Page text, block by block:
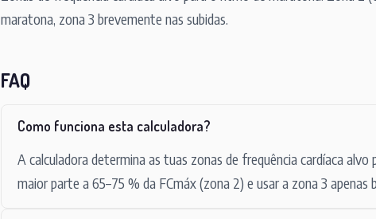
maratona, zona 3 brevemente nas subidas.
FAQ
Como funciona esta calculadora?
A calculadora determina as tuas zonas de frequência cardíaca
maior parte a 65–75 % da FCmáx (zona 2) e usar a zona 3 apenas